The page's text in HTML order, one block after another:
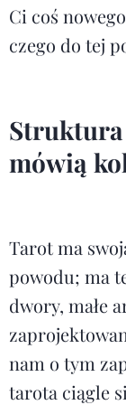
Ci coś
czego do tej
mówią
Tarot ma
powodu; ma
dwory, małe
nam o tym
tarota ciągle